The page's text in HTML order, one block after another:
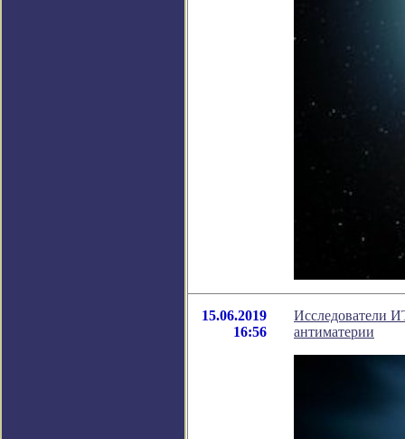
15.06.2019
16:56
Исследователи
антиматерии